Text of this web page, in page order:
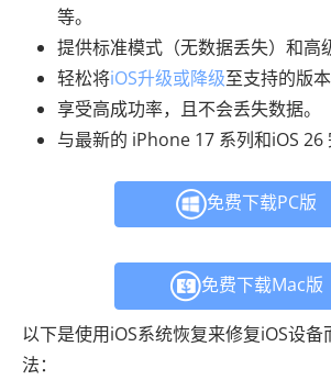
等。
提供标准模式（无数据丢失）和高
轻松将iOS升级或降级至支持的版本
享受高成功率，且不会丢失数据。
与最新的 iPhone 17 系列和iOS 26
免费下载PC版
免费下载Mac版
以下是使用iOS系统恢复来修复iOS设
法：